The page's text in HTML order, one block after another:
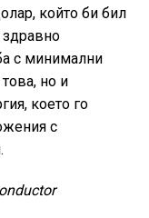
който би бил
здравно
с минимални
но и
което го
с